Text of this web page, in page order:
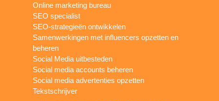
Online marketing bureau
SEO specialist
SEO-strategieën ontwikkelen
Samenwerkingen met influencers opzetten en
beheren
Social Media uitbesteden
Social media accounts beheren
Social media advertenties opzetten
Tekstschrijver